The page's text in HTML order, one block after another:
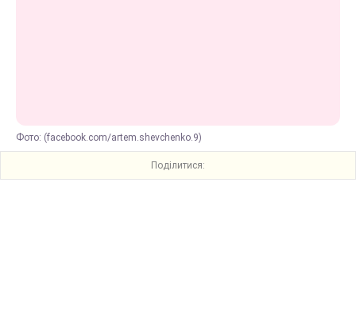
Фото: (facebook.com/artem.shevchenko.9)
Поділитися: